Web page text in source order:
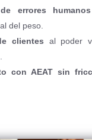
errores humanos
del peso.
clientes al poder
con AEAT sin